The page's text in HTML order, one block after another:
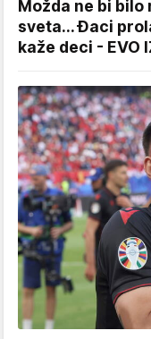
Možda ne bi
sveta... Đaci
kaže deci - EVO